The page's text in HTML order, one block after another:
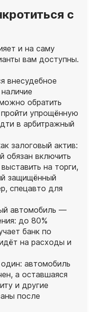
с
и на саму
вам доступны.
внесудебное
обратить
упрощённую
в арбитражный
залоговый актив:
обязан включить
на торги,
защищённый
спецавто для
автомобиль —
до 80%
банк по
на расходы и
автомобиль
а оставшаяся
и другие
после